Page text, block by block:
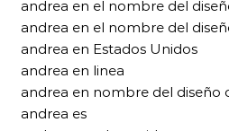
andrea en el nombre del
andrea en el nombre del
andrea en Estados Unidos
andrea en linea
andrea en nombre del diseño
andrea es